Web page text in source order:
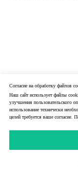
Согласие на обработку файлов
Наш сайт использует файлы
улучшения пользовательского
использование технически
целей требуется ваше согласие.